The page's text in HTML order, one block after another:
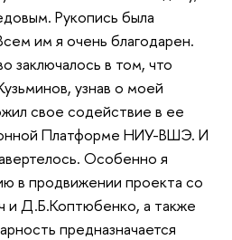
Рукопись была
им я очень благодарен.
заключалось в том, что
узнав о моей
свое содействие в ее
Платформе НИУ-ВШЭ. И
Особенно я
в продвижении проекта со
Д.Б.Коптюбенко, а также
предназначается